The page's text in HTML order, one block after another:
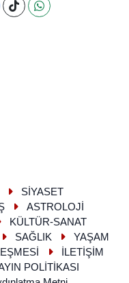
SİYASET
ASTROLOJİ
KÜLTÜR-SANAT
SAĞLIK
YAŞAM
İLETİŞİM
POLİTİKASI